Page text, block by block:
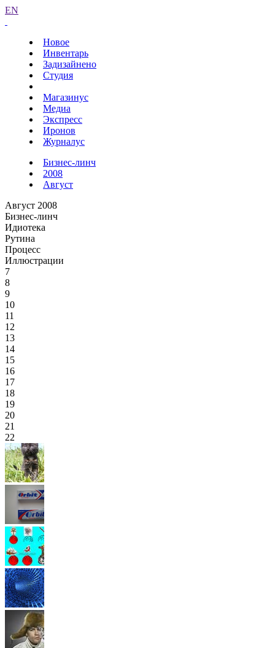
EN
Новое
Инвентарь
Задизайнено
Студия
Магазинус
Медиа
Экспресс
Иронов
Журналус
Бизнес-линч
2008
Август
Август 2008
Бизнес-линч
Идиотека
Рутина
Процесс
Иллюстрации
7
8
9
10
11
12
13
14
15
16
17
18
19
20
21
22